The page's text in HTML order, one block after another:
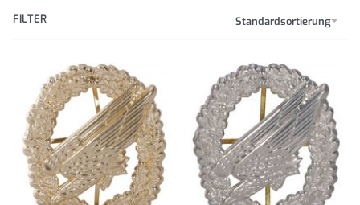
Standardsortierung
FILTER